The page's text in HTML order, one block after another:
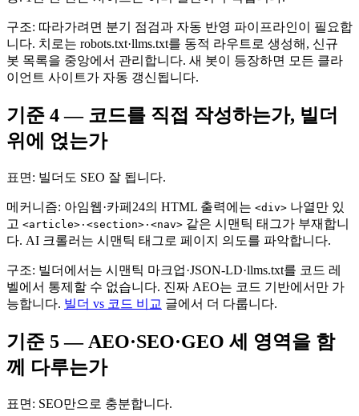
구조: 따라가려면 분기 점검과 자동 반영 파이프라인이 필요합
니다. 치로는 robots.txt·llms.txt를 동적 라우트로 생성해, 신규
봇 목록을 중앙에서 관리합니다. 새 봇이 등장하면 모든 클라
이언트 사이트가 자동 갱신됩니다.
기준 4 — 코드를 직접 작성하는가, 빌더
위에 얹는가
표면: 빌더도 SEO 잘 됩니다.
메커니즘: 아임웹·카페24의 HTML 출력에는 <div> 나열만 있
고 <article>·<section>·<nav> 같은 시맨틱 태그가 부재합니
다. AI 크롤러는 시맨틱 태그로 페이지 의도를 파악합니다.
구조: 빌더에서는 시맨틱 마크업·JSON-LD·llms.txt를 코드 레
벨에서 통제할 수 없습니다. 진짜 AEO는 코드 기반에서만 가
능합니다. 빌더 vs 코드 비교 글에서 더 다룹니다.
기준 5 — AEO·SEO·GEO 세 영역을 함
께 다루는가
표면: SEO만으로 충분합니다.